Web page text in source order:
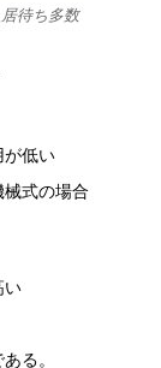
待ち多数
が低い
式の場合
い
る。